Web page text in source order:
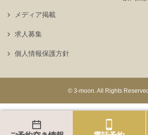
メディア掲載
求人募集
個人情報保護方針
© 3-moon. All Rights Reserved.